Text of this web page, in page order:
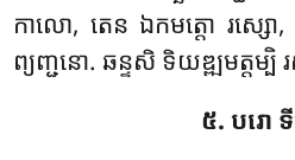
កាលោ, តេន ឯកមត្តោ រស្សោ,
ព្យញ្ជនោ. ឆន្ទសិ ទិយឌ្ឍមត្តម្បិ
៥. បរោ